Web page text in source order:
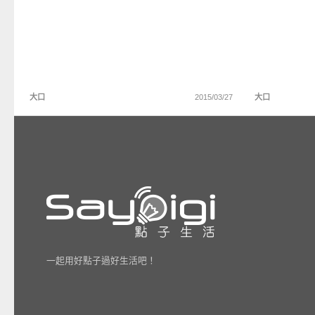
大口 2015/03/27 大口
一起用好點子過好生活吧！